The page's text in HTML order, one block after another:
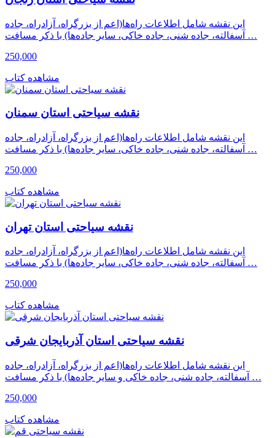
این نقشه شامل اطلاعات راه‌ها(اعم از بزرگراه، آزادراه، جاده
آسفالته، جاده شنی، جاده خاکی، سایر جاده‌ها) با ذکر مسافت …
250,000
مشاهده کتاب
نقشه سیاحتی استان سمنان
این نقشه شامل اطلاعات راه‌ها(اعم از بزرگراه، آزادراه، جاده
آسفالته، جاده شنی، جاده خاکی، سایر جاده‌ها) با ذکر مسافت …
250,000
مشاهده کتاب
نقشه سیاحتی استان تهران
این نقشه شامل اطلاعات راه‌ها(اعم از بزرگراه، آزادراه، جاده
آسفالته، جاده شنی، جاده خاکی، سایر جاده‌ها) با ذکر مسافت …
250,000
مشاهده کتاب
نقشه سیاحتی استان آذربایجان شرقی
این نقشه شامل اطلاعات راه‌ها(اعم از بزرگراه، آزادراه، جاده
آسفالته، جاده شنی، جاده خاکی و سایر جاده‌ها) با ذکر مسافت …
250,000
مشاهده کتاب